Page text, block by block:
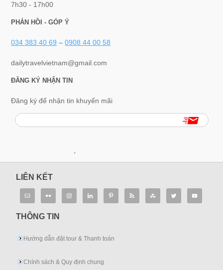
7h30 - 17h00
PHẢN HỒI - GÓP Ý
034 383 40 69 –0908 44 00 58
dailytravelvietnam@gmail.com
ĐĂNG KÝ NHẬN TIN
Đăng ký để nhận tin khuyến mãi
.
LIÊN KẾT
THÔNG TIN
Hướng dẫn đặt tour & Thanh toán
Chính sách & Quy định chung